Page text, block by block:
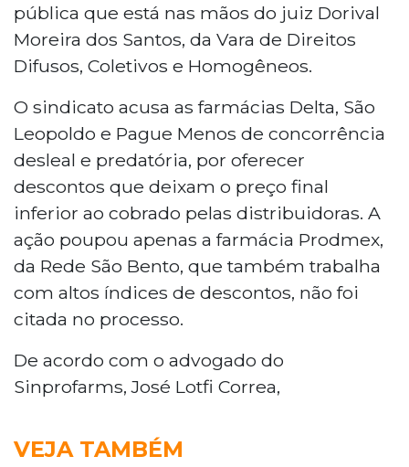
pública que está nas mãos do juiz Dorival
Moreira dos Santos, da Vara de Direitos
Difusos, Coletivos e Homogêneos.
O sindicato acusa as farmácias Delta, São
Leopoldo e Pague Menos de concorrência
desleal e predatória, por oferecer
descontos que deixam o preço final
inferior ao cobrado pelas distribuidoras. A
ação poupou apenas a farmácia Prodmex,
da Rede São Bento, que também trabalha
com altos índices de descontos, não foi
citada no processo.
De acordo com o advogado do
Sinprofarms, José Lotfi Correa,
VEJA TAMBÉM